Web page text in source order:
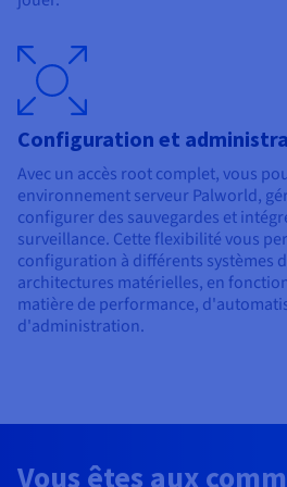
Configuration et
Avec un accès root complet, vous
environnement serveur Palworld,
configurer des sauvegardes et
surveillance. Cette flexibilité vous
configuration à différents systèmes
architectures matérielles, en
matière de performance,
d'administration.
Vous êtes aux